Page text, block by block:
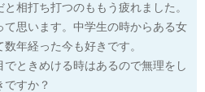
相打ち打つのももう疲れました。
思います。中学生の時からある女
年経った今も好きです。
ときめける時はあるので無理をし
すか？